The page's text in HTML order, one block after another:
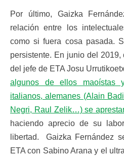
Por último, Gaizka
relación entre los
como si fuera cosa pasada.
persistente. En junio del
del jefe de ETA Josu
algunos de ellos maoístas
italianos, alemanes (Alain
Negri, Raul Zelik…) se
haciendo aprecio de su
libertad. Gaizka Fernández
ETA con Sabino Arana y el